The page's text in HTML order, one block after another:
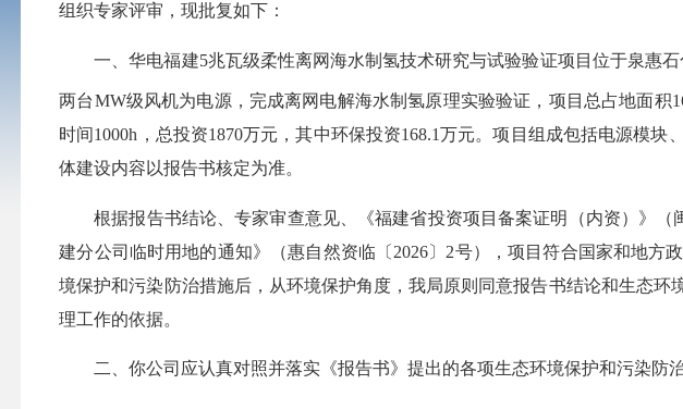
组织专家评审，现批复如下：
一、华电福建5兆瓦级柔性离网海水制氢技术研究与试验验证项目位于泉惠
两台MW级风机为电源，完成离网电解海水制氢原理实验验证，项目 总占地面积
时间1000h ， 总投资1870万元，其中环保投资168.1万元。项目组成包括电源模块
体建设内容以报告书核定为准。
根据报告书结论、专家审查意见、《福建省投资项目备案证明 （内资） 》（
建分公司临时用地的通知》（惠自然资临〔 2026〕 2号）
，项目符合国家和地方
境保护和污染防治措施后，从环境保护角度，我局原则同意报告书结论和生态
理工作的依据。
二、你公司应认真对照并落实《报告书》提出的各项生态环境保护和污染防